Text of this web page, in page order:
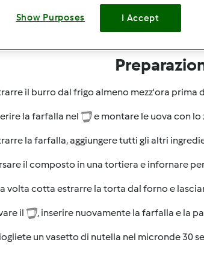
il burro dal frigo almeno mezz'ora
la farfalla nel e montare le uova con lo
la farfalla, aggiungere tutti gli altri
il composto in una tortiera e infornare per
volta cotta estrarre la torta dal forno e
il , inserire nuovamente la farfalla e la
un vasetto di nutella nel micronde 30
Show Purposes I Accept